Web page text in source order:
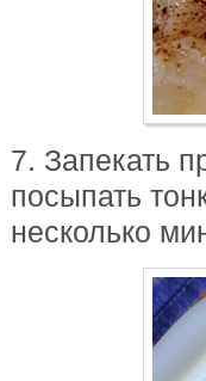
7. Запекать
посыпать
несколько